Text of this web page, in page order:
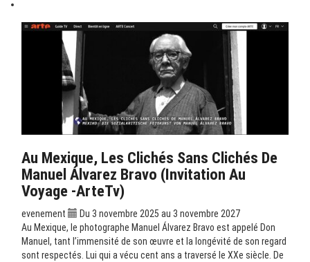
Au Mexique, Les Clichés Sans Clichés De
Manuel Álvarez Bravo (Invitation Au
Voyage -ArteTv)
evenement
Du 3 novembre 2025 au 3 novembre 2027
Au Mexique, le photographe Manuel Álvarez Bravo est appelé Don
Manuel, tant l’immensité de son œuvre et la longévité de son regard
sont respectés. Lui qui a vécu cent ans a traversé le XXe siècle. De